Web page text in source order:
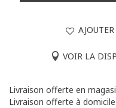
VOIR LA
Livraison offerte en
Livraison offerte à